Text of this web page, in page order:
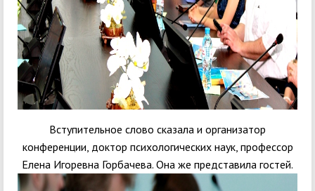
Вступительное слово сказала и организатор
конференции, доктор психологических наук, профессор
Елена Игоревна Горбачева. Она же представила гостей.